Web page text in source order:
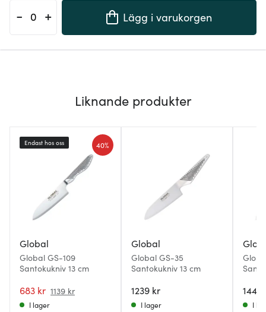
- + Lägg i varukorgen
Liknande produkter
Global
Global GS-109
Santokukniv 13 cm
683 kr 1139 kr
40%
Endast hos oss
I lager
Global
Global GS-35
Santokukniv 13 cm
1239 kr
I lager
1449
I